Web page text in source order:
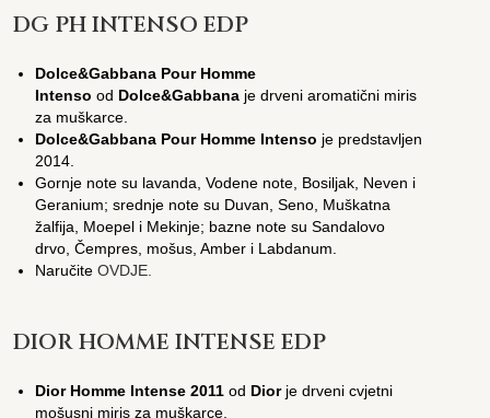
DG PH INTENSO EDP
Dolce&Gabbana Pour Homme
Intensood Dolce&Gabbana je drveni aromatični miris
za muškarce.
Dolce&Gabbana Pour Homme Intenso je predstavljen
2014.
Gornje note su lavanda, Vodene note, Bosiljak, Neven i
Geranium; srednje note su Duvan, Seno, Muškatna
žalfija, Moepel i Mekinje; bazne note su Sandalovo
drvo, Čempres, mošus, Amber i Labdanum.
NaručiteOVDJE.
DIOR HOMME INTENSE EDP
Dior Homme Intense 2011 od Diorje drveni cvjetni
mošusni miris za muškarce.